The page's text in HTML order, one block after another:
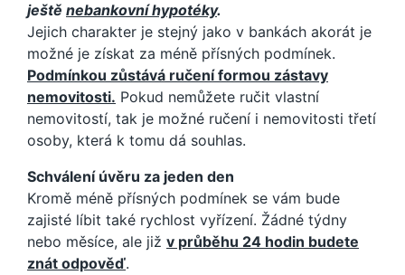
ještě nebankovní hypotéky.
Jejich charakter je stejný jako v bankách akorát je
možné je získat za méně přísných podmínek.
Podmínkou zůstává ručení formou zástavy
nemovitosti. Pokud nemůžete ručit vlastní
nemovitostí, tak je možné ručení i nemovitosti třetí
osoby, která k tomu dá souhlas.
Schválení úvěru za jeden den
Kromě méně přísných podmínek se vám bude
zajisté líbit také rychlost vyřízení. Žádné týdny
nebo měsíce, ale již v průběhu 24 hodin budete
znát odpověď.